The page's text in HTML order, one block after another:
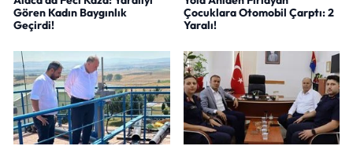
Gören Kadın Baygınlık
Geçirdi!
Çocuklara Otomobil Çarptı: 2
Yaralı!